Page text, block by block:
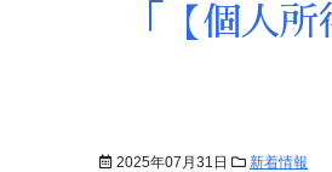
「【個人
2025年07月31日 新着情報